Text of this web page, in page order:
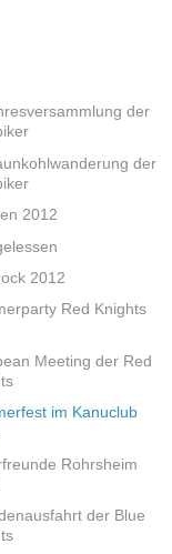
der
der
2012
2012
Red Knights
Meeting der Red
im Kanuclub
Rohrsheim
der Blue